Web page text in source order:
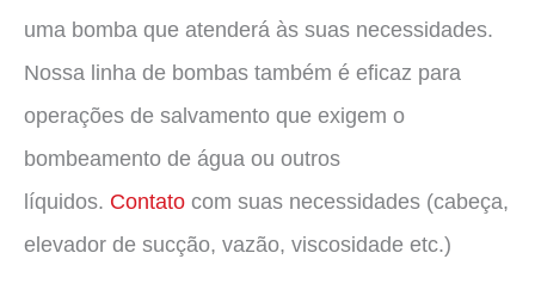
uma bomba que atenderá às suas necessidades.
Nossa linha de bombas também é eficaz para
operações de salvamento que exigem o
bombeamento de água ou outros
líquidos. Contato com suas necessidades (cabeça,
elevador de sucção, vazão, viscosidade etc.)